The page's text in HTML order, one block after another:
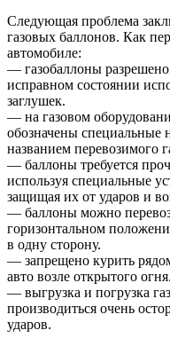
Следующая проблема
газовых баллонов. Как
автомобиле:
— газобаллоны
исправном состоянии
заглушек.
— на газовом
обозначены специальные
названием перевозимого
— баллоны требуется
используя специальные
защищая их от ударов и
— баллоны можно
горизонтальном
в одну сторону.
— запрещено курить
авто возле открытого огня.
— выгрузка и погрузка
производиться очень
ударов.